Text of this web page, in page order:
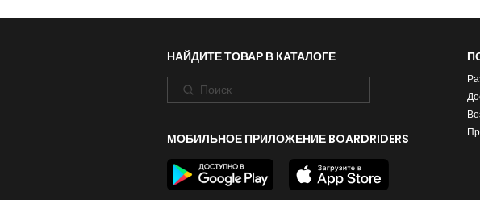
НАЙДИТЕ ТОВАР В КАТАЛОГЕ
МОБИЛЬНОЕ ПРИЛОЖЕНИЕ BOARDRIDERS